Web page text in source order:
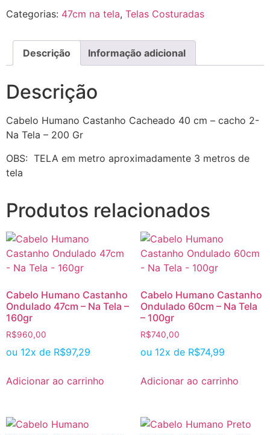
Categorias: 47cm na tela, Telas Costuradas
Descrição Informação adicional
Descrição
Cabelo Humano Castanho Cacheado 40 cm – cacho 2-
Na Tela – 200 Gr
OBS: TELA em metro aproximadamente 3 metros de
tela
Produtos relacionados
Cabelo Humano Castanho
Ondulado 47cm – Na Tela –
160gr
R$960,00
ou 12x de R$97,29
Adicionar ao carrinho
Cabelo Humano Castanho
Ondulado 60cm – Na Tela
– 100gr
R$740,00
ou 12x de R$74,99
Adicionar ao carrinho